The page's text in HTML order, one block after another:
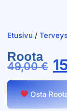
Etusivu /
Roota
49,00€
Osta